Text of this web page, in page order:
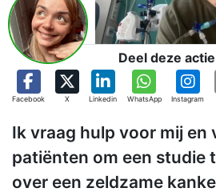
Deel deze
Facebook X Linkedin WhatsApp Instagram
Ik vraag hulp voor mij en
patiënten om een studie
over een zeldzame